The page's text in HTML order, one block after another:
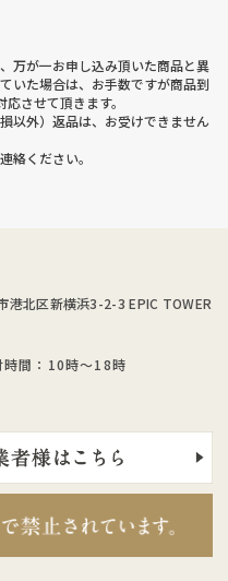
万が一お申し込み頂いた商品と異
いた場合は、お手数ですが商品到
させて頂きます。
以外）返品は、お受けできません
絡ください。
港北区新横浜3-2-3 EPIC TOWER
時間：10時～18時